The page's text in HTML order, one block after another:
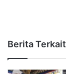
Berita Terkait